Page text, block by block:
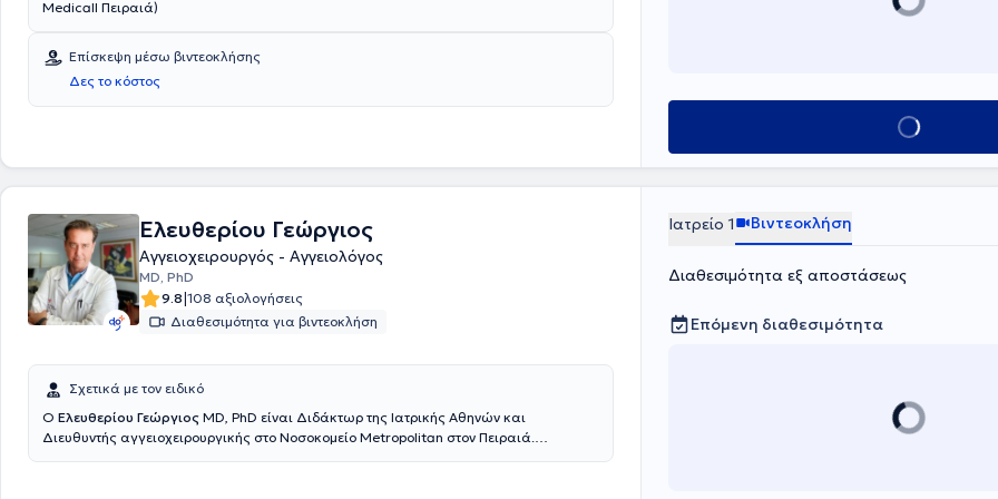
Medicall Πειραιά)
Επίσκεψη μέσω βιντεοκλήσης
Δες το κόστος
Κλείσε ραντεβού
Ελευθερίου Γεώργιος
Αγγειοχειρουργός - Αγγειολόγος
MD, PhD
9.8|108 αξιολογήσεις
Διαθεσιμότητα για βιντεοκλήση
Σχετικά με τον ειδικό
Ο Ελευθερίου Γεώργιος MD, PhD είναι Διδάκτωρ της Ιατρικής Αθηνών και
Διευθυντής αγγειοχειρουργικής στο Νοσοκομείο Metropolitan στον Πειραιά.
Ιατρείο 1 Βιντεοκλήση
Διαθεσιμότητα εξ αποστάσεως
Επόμενη διαθεσιμότητα